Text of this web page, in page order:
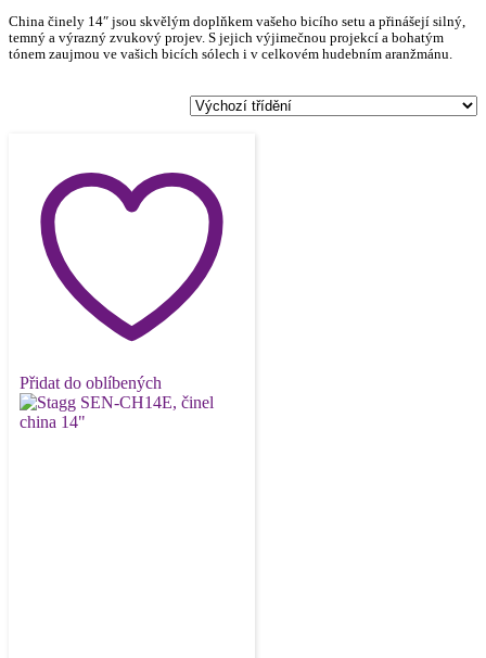
China činely 14″ jsou skvělým doplňkem vašeho bicího setu a přinášejí silný,
temný a výrazný zvukový projev. S jejich výjimečnou projekcí a bohatým
tónem zaujmou ve vašich bicích sólech i v celkovém hudebním aranžmánu.
Přidat do oblíbených